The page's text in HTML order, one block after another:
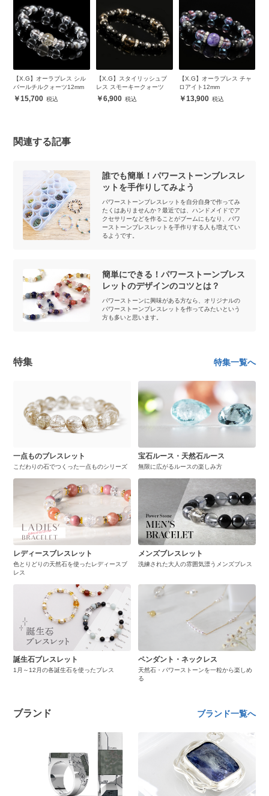
【X.G】オーラブレス シル
バールチルクォーツ12mm
15,700
【X.G】スタイリッシュブ
レス スモーキークォーツ
6,900
【X.G】オーラブレス チャ
ロアイト12mm
13,900
関連する記事
誰でも簡単！パワーストーンブレスレ
ットを手作りしてみよう
パワーストーンブレスレットを自分自身で作ってみ
たくはありませんか？最近では、ハンドメイドでア
クセサリーなどを作ることがブームにもなり、パワ
ーストーンブレスレットを手作りする人も増えてい
るようです。
簡単にできる！パワーストーンブレス
レットのデザインのコツとは？
パワーストーンに興味がある方なら、オリジナルの
パワーストーンブレスレットを作ってみたいという
方も多いと思います。
特集 特集一覧へ
一点ものブレスレット
こだわりの石でつくった一点ものシリーズ
宝石ルース・天然石ルース
無限に広がるルースの楽しみ方
レディースブレスレット
色とりどりの天然石を使ったレディースブ
レス
メンズブレスレット
洗練された大人の雰囲気漂うメンズブレス
誕生石ブレスレット
1月～12月の各誕生石を使ったブレス
ペンダント・ネックレス
天然石・パワーストーンを一粒から楽しめ
る
ブランド ブランド一覧へ